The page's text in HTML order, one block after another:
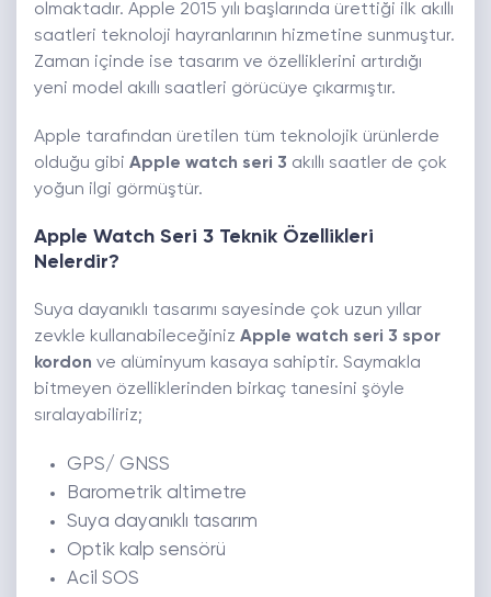
olmaktadır. Apple 2015 yılı başlarında ürettiği ilk akıllı
saatleri teknoloji hayranlarının hizmetine sunmuştur.
Zaman içinde ise tasarım ve özelliklerini artırdığı
yeni model akıllı saatleri görücüye çıkarmıştır.
Apple tarafından üretilen tüm teknolojik ürünlerde
olduğu gibi Apple watch seri 3 akıllı saatler de çok
yoğun ilgi görmüştür.
Apple Watch Seri 3 Teknik Özellikleri
Nelerdir?
Suya dayanıklı tasarımı sayesinde çok uzun yıllar
zevkle kullanabileceğiniz Apple watch seri 3 spor
kordon ve alüminyum kasaya sahiptir. Saymakla
bitmeyen özelliklerinden birkaç tanesini şöyle
sıralayabiliriz;
GPS/ GNSS
Barometrik altimetre
Suya dayanıklı tasarım
Optik kalp sensörü
Acil SOS